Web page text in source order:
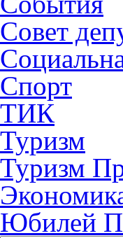
Совет
Спорт
ТИК
Туризм
Туризм
Юбилей